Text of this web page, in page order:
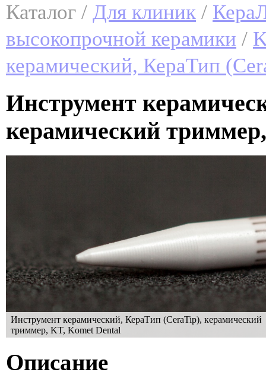
Каталог / Для клиник /
высокопрочной керамики /
керамический, КераТип
Инструмент
керамический
Инструмент керамический, КераТип (CeraTip), керамический
триммер, KT, Komet Dental
Описание